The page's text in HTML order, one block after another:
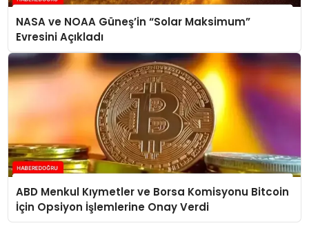
NASA ve NOAA Güneş’in “Solar Maksimum”
Evresini Açıkladı
ABD Menkul Kıymetler ve Borsa Komisyonu Bitcoin
İçin Opsiyon İşlemlerine Onay Verdi